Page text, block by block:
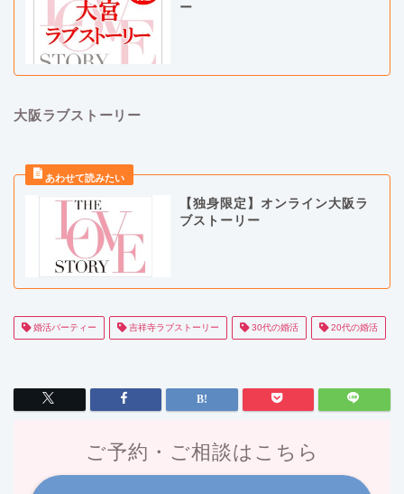
ー
大阪ラブストーリー
【独身限定】オンライン大阪ラ
ブストーリー
婚活パーティー 吉祥寺ラブストーリー 30代の婚活 20代の婚活
ご予約・ご相談はこちら